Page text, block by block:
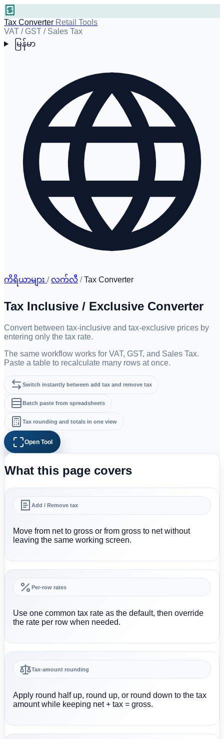
Tax Converter Retail Tools
VAT / GST / Sales Tax
မြန်မာ
ကိရိယာများ / လက်လီ / Tax Converter
Tax Inclusive / Exclusive Converter
Convert between tax-inclusive and tax-exclusive prices by
entering only the tax rate.
The same workflow works for VAT, GST, and Sales Tax.
Paste a table to recalculate many rows at once.
Switch instantly between add tax and remove tax
Batch paste from spreadsheets
Tax rounding and totals in one view
Open Tool
What this page covers
Add / Remove tax
Move from net to gross or from gross to net without
leaving the same working screen.
Per-row rates
Use one common tax rate as the default, then override
the rate per row when needed.
Tax-amount rounding
Apply round half up, round up, or round down to the tax
amount while keeping net + tax = gross.